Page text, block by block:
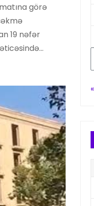
görə
19 nəfər